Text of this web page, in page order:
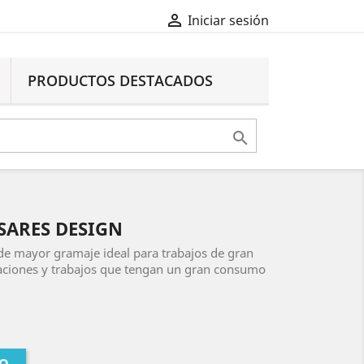
 Iniciar sesión
PRODUCTOS DESTACADOS

DESIGN
mayor gramaje ideal para trabajos de gran
y trabajos que tengan un gran consumo